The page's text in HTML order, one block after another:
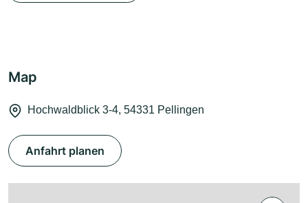
Map
Hochwaldblick 3-4, 54331 Pellingen
Anfahrt planen